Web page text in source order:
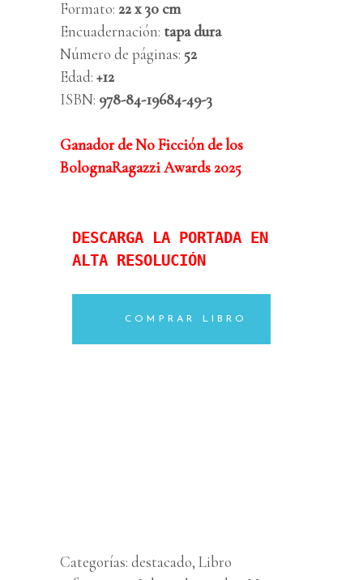
Formato: 22 x 30 cm
Encuadernación: tapa dura
Número de páginas: 52
Edad: +12
ISBN: 978-84-19684-49-3
Ganador de No Ficción de los
BolognaRagazzi Awards 2025
DESCARGA LA PORTADA EN
ALTA RESOLUCIÓN
COMPRAR LIBRO
Categorías: destacado, Libro